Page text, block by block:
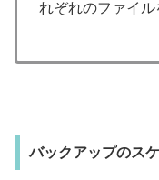
れぞれのファイル
バックアップのス